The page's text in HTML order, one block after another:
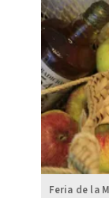
Feria de la